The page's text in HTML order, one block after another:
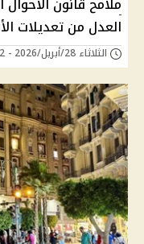
العدل من تعديلات
الثلاثاء 28/أبريل/2026 - 03:32 م